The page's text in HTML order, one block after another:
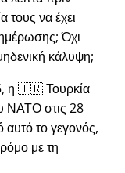
τους να έχει
Όχι
κάλυψη;
η 🇹🇷 Τουρκία
ΝΑΤΟ στις 28
το γεγονός,
με τη